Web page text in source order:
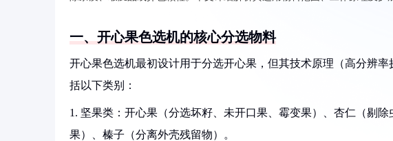
一、开心果色选机的核心分选物料
开心果色选机最初设计用于分选开心果，但其技术原理（高分辨
括以下类别：
1. 坚果类：开心果（分选坏籽、未开口果、霉变果）、杏仁（剔
果）、榛子（分离外壳残留物）。